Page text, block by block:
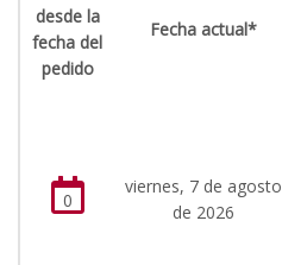
desde la
fecha del
pedido
Fecha actual*
0
viernes, 7 de agosto
de 2026